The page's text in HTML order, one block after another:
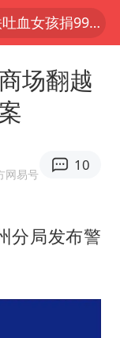
李亚鹏向地铁吐血女孩捐99999元
41岁女子为鼓励女儿考上985研究生
名谢家梅
要带头休假
香港乐坛著名填词人黎彼得去世
13岁少年白天写作业晚上夜市炒粉
美反制措施
场翻越
网易号
10
分局发布警